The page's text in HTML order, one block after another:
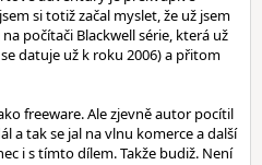
si totiž začal myslet, že už jsem
počítači Blackwell série, která už
datuje už k roku 2006) a přitom
freeware. Ale zjevně autor pocítil
a tak se jal na vlnu komerce a další
i s tímto dílem. Takže budiž. Není